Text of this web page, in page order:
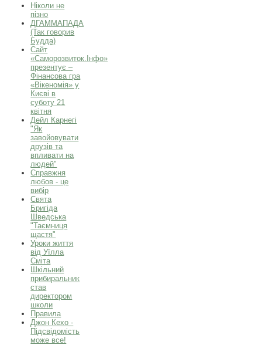
Ніколи не
пізно
ДГАММАПАДА
(Так говорив
Будда)
Сайт
«Саморозвиток.Інфо»
презентує –
Фінансова гра
«Вікеномія» у
Києві в
суботу 21
квітня
Дейл Карнегі
"Як
завойовувати
друзів та
впливати на
людей"
Справжня
любов - це
вибір
Свята
Бригіда
Шведська
"Таємниця
щастя"
Уроки життя
від Уїлла
Сміта
Шкільний
прибиральник
став
директором
школи
Правила
Джон Кехо -
Підсвідомість
може все!